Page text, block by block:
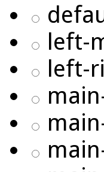
left-
left-